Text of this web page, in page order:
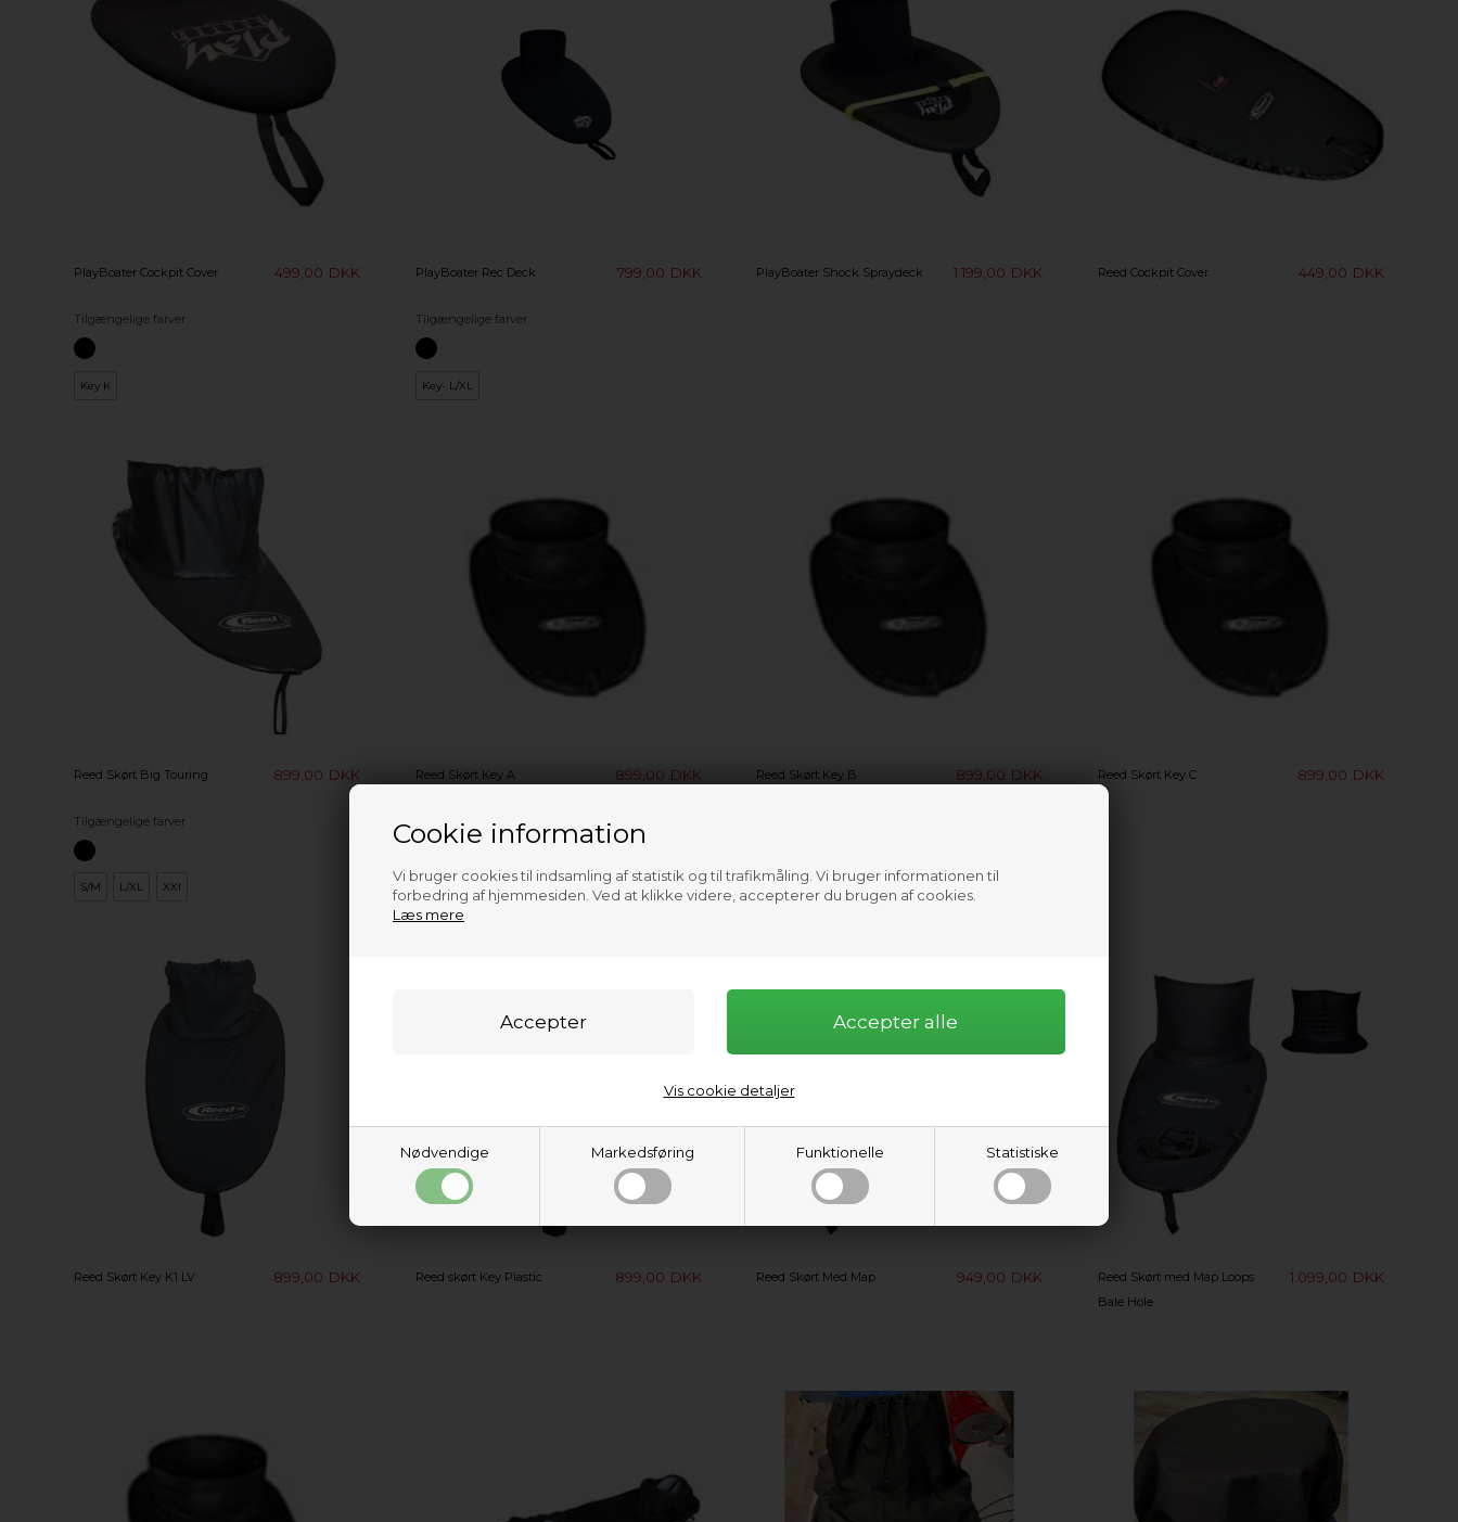
Cookie information
Vi bruger cookies til indsamling af statistik og til trafikmåling. Vi bruger informationen til
forbedring af hjemmesiden. Ved at klikke videre, accepterer du brugen af cookies.
Læs mere
Nødvendige Markedsføring Funktionelle Statistiske
Vis cookie detaljer
PlayBoater Cockpit Cover 499,00 DKK
Tilgængelige farver
Key K
PlayBoater Rec Deck 799,00 DKK
Tilgængelige farver
Key- L/XL
PlayBoater Shock Spraydeck 1.199,00 DKK Reed Cockpit Cover 449,00 DKK
Reed Skørt Big Touring 899,00 DKK
Tilgængelige farver
S/M L/XL XXl
Reed Skørt Key A 899,00 DKK Reed Skørt Key B 899,00 DKK Reed Skørt Key C 899,00 DKK
Reed Skørt Key K1 LV 899,00 DKK Reed skørt Key Plastic 899,00 DKK Reed Skørt Med Map 949,00 DKK
Reed Skørt med Map Loops
Bale Hole
1.099,00 DKK